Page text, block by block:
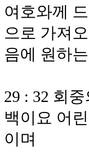
여호와께
으로 가져
음에 원하
29 : 32 회
백이요 어
이며